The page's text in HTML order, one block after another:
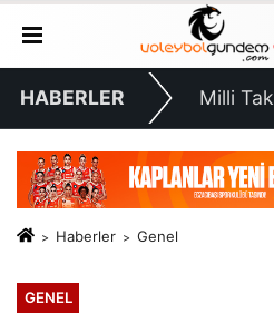
HABERLER Milli
Haberler Genel
GENEL